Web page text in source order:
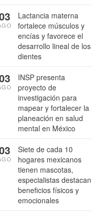
Lactancia materna
fortalece músculos y
encías y favorece el
desarrollo lineal de los
dientes
INSP presenta
proyecto de
investigación para
mapear y fortalecer la
planeación en salud
mental en México
Siete de cada 10
hogares mexicanos
tienen mascotas,
especialistas destacan
beneficios físicos y
emocionales